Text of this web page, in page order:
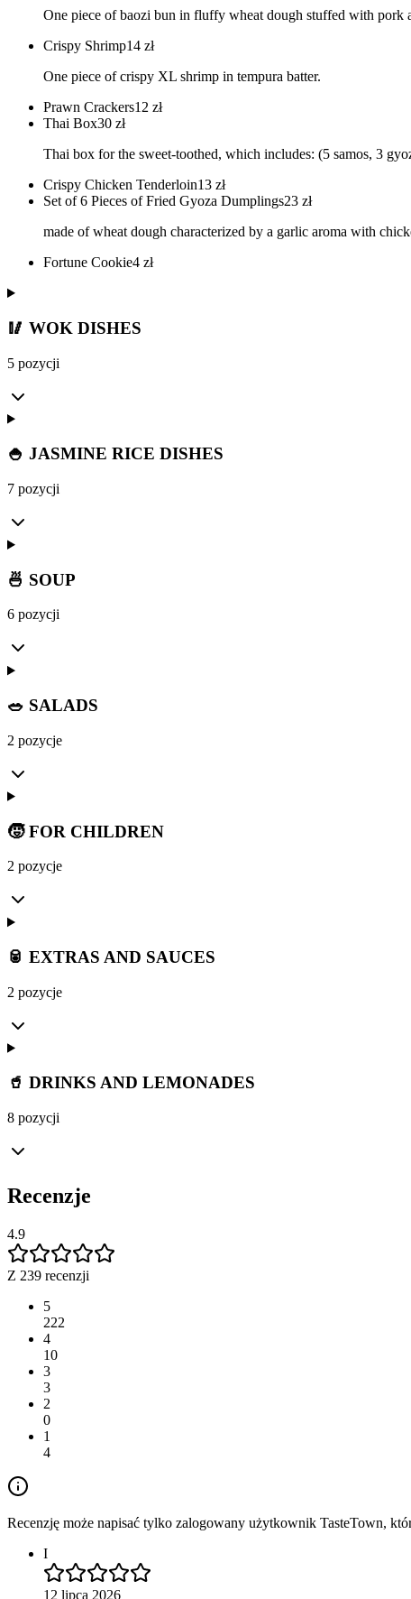
One piece of baozi bun in fluffy wheat dough stuffed with pork
Crispy Shrimp14 zł
One piece of crispy XL shrimp in tempura batter.
Prawn Crackers12 zł
Thai Box30 zł
Thai box for the sweet-toothed, which includes: (5 samos, 3
Crispy Chicken Tenderloin13 zł
Set of 6 Pieces of Fried Gyoza Dumplings23 zł
made of wheat dough characterized by a garlic aroma with
Fortune Cookie4 zł
🥢 WOK DISHES
5 pozycji
🍚 JASMINE RICE DISHES
7 pozycji
🍜 SOUP
6 pozycji
🥗 SALADS
2 pozycje
🧒 FOR CHILDREN
2 pozycje
🥫 EXTRAS AND SAUCES
2 pozycje
🥤 DRINKS AND LEMONADES
8 pozycji
Recenzje
4.9
Z 239 recenzji
5
222
4
10
3
3
2
0
1
4
Recenzję może napisać tylko zalogowany użytkownik TasteTown,
I
12 lipca 2026